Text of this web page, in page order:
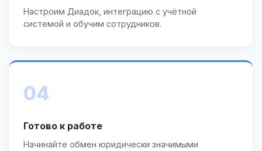
Настроим Диадок, интеграцию с учётной
системой и обучим сотрудников.
04
Готово к работе
Начинайте обмен юридически значимыми